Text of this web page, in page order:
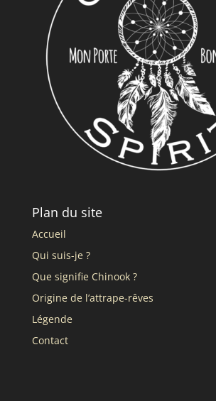
Plan du site
Accueil
Qui suis-je ?
Que signifie Chinook ?
Origine de l’attrape-rêves
Légende
Contact